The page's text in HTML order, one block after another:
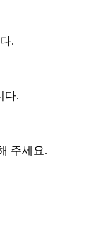
.
다.
주세요.